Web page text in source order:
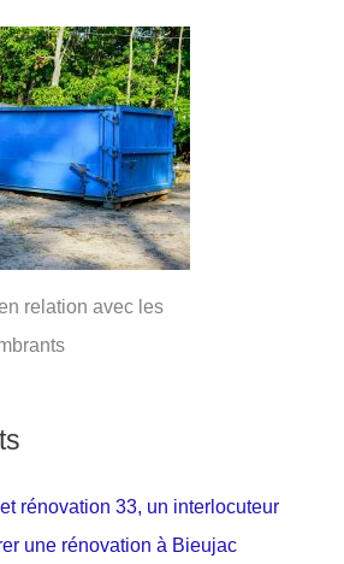
relation avec les
rénovation 33, un interlocuteur
une rénovation à Bieujac